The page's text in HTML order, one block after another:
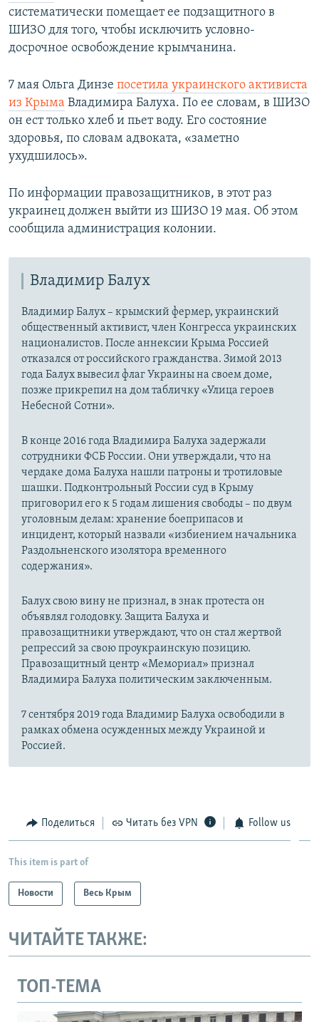
систематически помещает ее подзащитного в
ШИЗО для того, чтобы исключить условно-
досрочное освобождение крымчанина.
7 мая Ольга Динзе посетила украинского активиста
из Крыма Владимира Балуха. По ее словам, в ШИЗО
он ест только хлеб и пьет воду. Его состояние
здоровья, по словам адвоката, «заметно
ухудшилось».
По информации правозащитников, в этот раз
украинец должен выйти из ШИЗО 19 мая. Об этом
сообщила администрация колонии.​
Владимир Балух
Владимир Балух – крымский фермер, украинский
общественный активист, член Конгресса украинских
националистов. После аннексии Крыма Россией
отказался от российского гражданства. Зимой 2013
года Балух вывесил флаг Украины на своем доме,
позже прикрепил на дом табличку «Улица героев
Небесной Сотни».
В конце 2016 года Владимира Балуха задержали
сотрудники ФСБ России. Они утверждали, что на
чердаке дома Балуха нашли патроны и тротиловые
шашки. Подконтрольный России суд в Крыму
приговорил его к 5 годам лишения свободы – по двум
уголовным делам: хранение боеприпасов и
инцидент, который назвали «избиением начальника
Раздольненского изолятора временного
содержания».
Балух свою вину не признал, в знак протеста он
объявлял голодовку. Защита Балуха и
правозащитники утверждают, что он стал жертвой
репрессий за свою проукраинскую позицию.
Правозащитный центр «Мемориал» признал
Владимира Балуха политическим заключенным.
7 сентября 2019 года Владимир Балуха освободили в
рамках обмена осужденных между Украиной и
Россией.
Поделиться Читать без VPN Follow us
This item is part of
Новости Весь Крым
ЧИТАЙТЕ ТАКЖЕ:
ТОП-ТЕМА